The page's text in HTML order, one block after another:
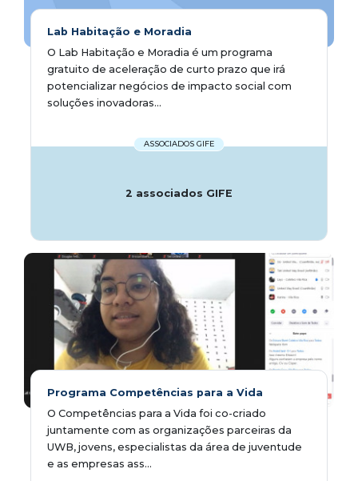
Lab Habitação e Moradia
O Lab Habitação e Moradia é um programa
gratuito de aceleração de curto prazo que irá
potencializar negócios de impacto social com
soluções inovadoras...
ASSOCIADOS GIFE
2 associados GIFE
Programa Competências para a Vida
O Competências para a Vida foi co-criado
juntamente com as organizações parceiras da
UWB, jovens, especialistas da área de juventude
e as empresas ass...